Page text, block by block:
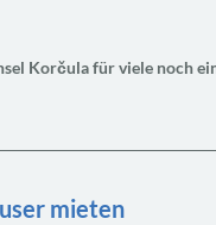
Korčula für viele noch
mieten